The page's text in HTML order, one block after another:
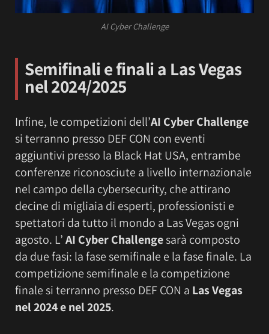
AI Cyber Challenge
Semifinali e finali a Las Vegas
nel 2024/2025
Infine, le competizioni dell’AI Cyber Challenge
si terranno presso DEF CON con eventi
aggiuntivi presso la Black Hat USA, entrambe
conferenze riconosciute a livello internazionale
nel campo della cybersecurity, che attirano
decine di migliaia di esperti, professionisti e
spettatori da tutto il mondo a Las Vegas ogni
agosto. L’AI Cyber Challengesarà composto
da due fasi: la fase semifinale e la fase finale. La
competizione semifinale e la competizione
finale si terranno presso DEF CON a Las Vegas
nel 2024 e nel 2025.